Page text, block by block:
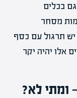
בכלים
מסחר
תרגול עם כסף
אלו יהיה יקר
ומתי לא?